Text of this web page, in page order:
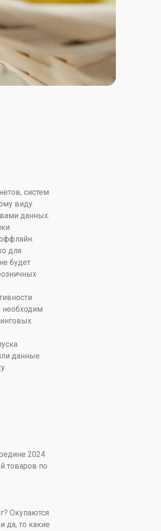
систем
виду.
данных.
для
будет
необходим
данные
2024
товаров по
Окупаются
да, то какие